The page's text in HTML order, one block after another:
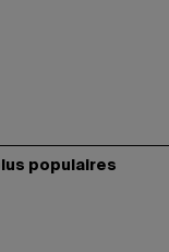
populaires